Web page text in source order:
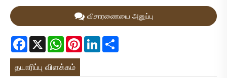
விசாரணையை அனுப்பு
Facebook
X WhatsApp
PinterestLinkedIn
தயாரிப்பு விளக்கம்